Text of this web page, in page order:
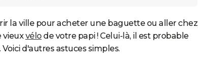
la ville pour acheter une baguette ou aller chez
vieuxvélo de votre papi ! Celui-là, il est probable
d'autres astuces simples.